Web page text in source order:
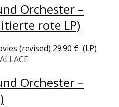
Orchester –
rote LP)
(revised) 29.90 € (LP)
Orchester –